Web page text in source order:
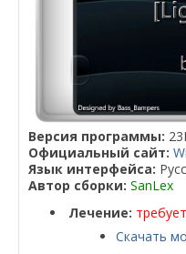
Версия программы:
Официальный сайт:
Язык интерфейса:
Автор сборки: SanLex
Лечение:
Скачать